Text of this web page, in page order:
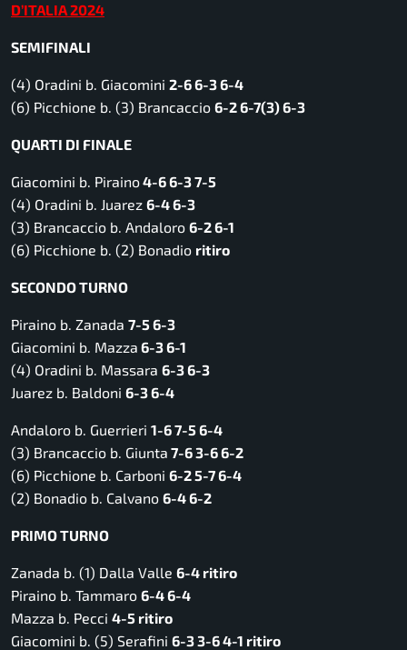
D’ITALIA 2024
SEMIFINALI
(4) Oradini b. Giacomini 2-6 6-3 6-4
(6) Picchione b. (3) Brancaccio 6-2 6-7(3) 6-3
QUARTI DI FINALE
Giacomini b. Piraino4-6 6-3 7-5
(4) Oradini b. Juarez 6-4 6-3
(3) Brancaccio b. Andaloro 6-2 6-1
(6) Picchione b. (2) Bonadio ritiro
SECONDO TURNO
Piraino b. Zanada 7-5 6-3
Giacomini b. Mazza 6-3 6-1
(4) Oradini b. Massara 6-3 6-3
Juarez b. Baldoni 6-3 6-4
Andaloro b. Guerrieri 1-6 7-5 6-4
(3) Brancaccio b. Giunta 7-6 3-6 6-2
(6) Picchione b. Carboni 6-2 5-7 6-4
(2) Bonadio b. Calvano 6-4 6-2
PRIMO TURNO
Zanada b. (1) Dalla Valle 6-4 ritiro
Piraino b. Tammaro 6-4 6-4
Mazza b. Pecci 4-5 ritiro
Giacomini b. (5) Serafini 6-3 3-6 4-1 ritiro